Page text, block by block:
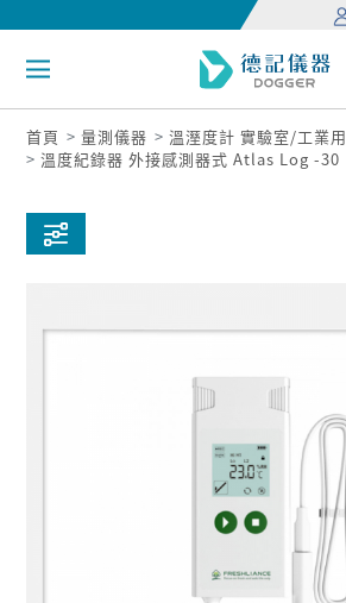
首頁 量測儀器 溫溼度計 實驗室/工業用
溫度紀錄器 外接感測器式 Atlas Log -30